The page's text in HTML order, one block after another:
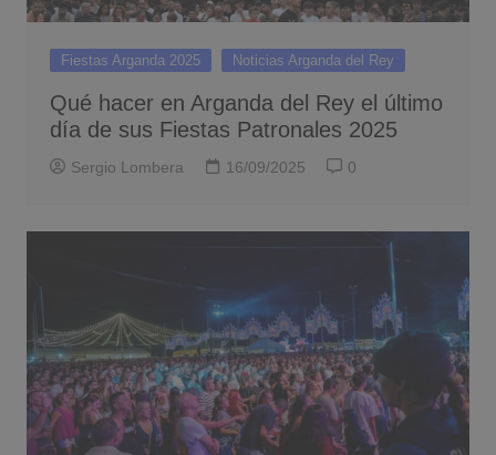
Fiestas Arganda 2025 Noticias Arganda del Rey
Qué hacer en Arganda del Rey el último
día de sus Fiestas Patronales 2025
Sergio Lombera 16/09/2025 0